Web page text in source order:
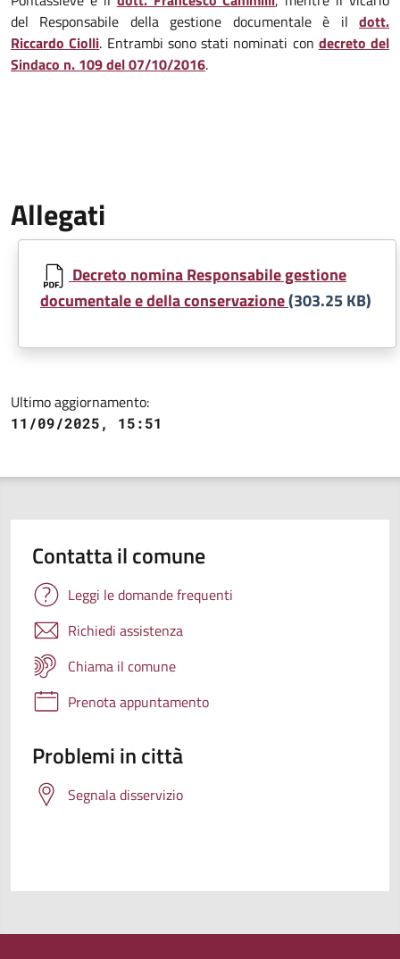
del Responsabile della gestione documentale è il dott.
Riccardo Ciolli. Entrambi sono stati nominati con decreto del
Sindaco n. 109 del 07/10/2016.
Allegati
Document
Decreto nomina Responsabile gestione
documentale e della conservazione(303.25 KB)
Ultimo aggiornamento:
11/09/2025, 15:51
Contatta il comune
Leggi le domande frequenti
Richiedi assistenza
Chiama il comune
Prenota appuntamento
Problemi in città
Segnala disservizio